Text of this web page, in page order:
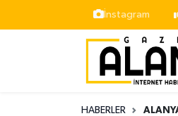
İnstagram
HABERLER
İstanbul Nöbetçi
İstanbul Hava Durumu